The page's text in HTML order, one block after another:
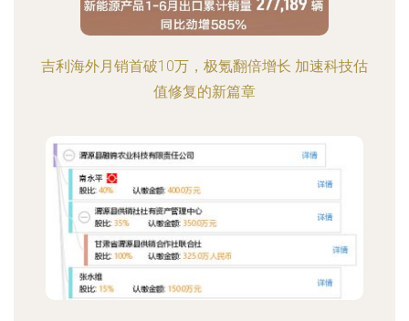
吉利海外月销首破10万，极氪翻倍增长 加速科技估
值修复的新篇章